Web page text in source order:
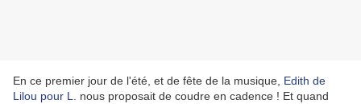
En ce premier jour de l'été, et de fête de la musique, Edith de
Lilou pour L. nous proposait de coudre en cadence ! Et quand